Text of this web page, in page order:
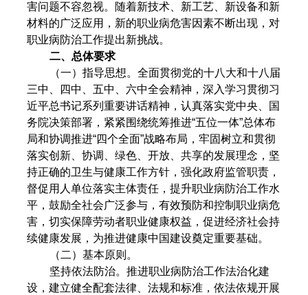
害问题不容忽视。随着新技术、新工艺、新设备和新
材料的广泛应用，新的职业病危害因素不断出现，对
职业病防治工作提出新挑战。
二、总体要求
（一）指导思想。全面贯彻党的十八大和十八届
三中、四中、五中、六中全会精神，深入学习贯彻习
近平总书记系列重要讲话精神，认真落实党中央、国
务院决策部署，紧紧围绕统筹推进“五位一体”总体布
局和协调推进“四个全面”战略布局，牢固树立和贯彻
落实创新、协调、绿色、开放、共享的发展理念，坚
持正确的卫生与健康工作方针，强化政府监管职责，
督促用人单位落实主体责任，提升职业病防治工作水
平，鼓励全社会广泛参与，有效预防和控制职业病危
害，切实保障劳动者职业健康权益，促进经济社会持
续健康发展，为推进健康中国建设奠定重要基础。
（二）基本原则。
坚持依法防治。推进职业病防治工作法治化建
设，建立健全配套法律、法规和标准，依法依规开展